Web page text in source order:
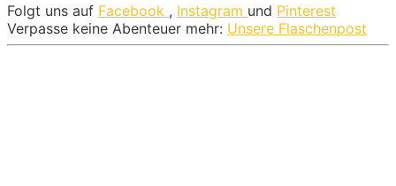
Folgt uns auf Facebook , Instagram und Pinterest
Verpasse keine Abenteuer mehr: Unsere Flaschenpost